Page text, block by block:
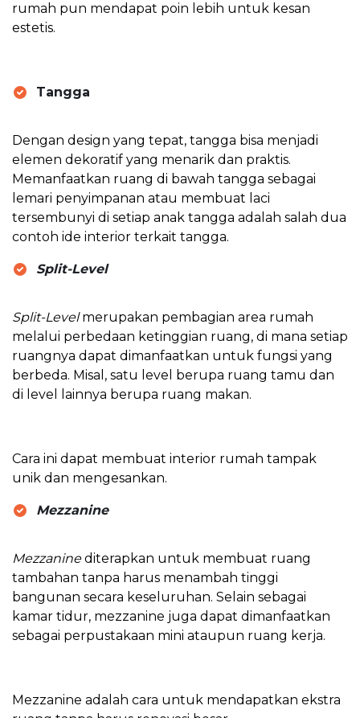
rumah pun mendapat poin lebih untuk kesan
estetis.
Tangga
Dengan design yang tepat, tangga bisa menjadi
elemen dekoratif yang menarik dan praktis.
Memanfaatkan ruang di bawah tangga sebagai
lemari penyimpanan atau membuat laci
tersembunyi di setiap anak tangga adalah salah dua
contoh ide interior terkait tangga.
Split-Level
Split-Levelmerupakan pembagian area rumah
melalui perbedaan ketinggian ruang, di mana setiap
ruangnya dapat dimanfaatkan untuk fungsi yang
berbeda. Misal, satu level berupa ruang tamu dan
di level lainnya berupa ruang makan.
Cara ini dapat membuat interior rumah tampak
unik dan mengesankan.
Mezzanine
Mezzaninediterapkan untuk membuat ruang
tambahan tanpa harus menambah tinggi
bangunan secara keseluruhan. Selain sebagai
kamar tidur, mezzanine juga dapat dimanfaatkan
sebagai perpustakaan mini ataupun ruang kerja.
Mezzanine adalah cara untuk mendapatkan ekstra